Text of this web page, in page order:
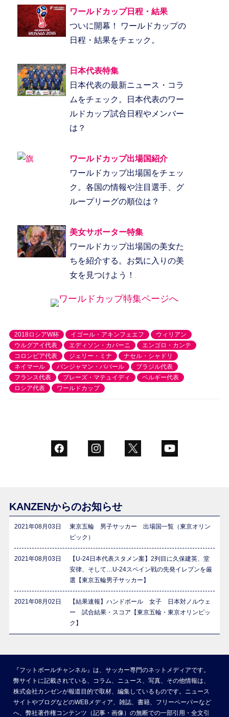
ワールドカップ日程・結果
ついに開幕！ ワールドカップの
日程・結果をチェック。
日本代表特集
日本代表の最新ニュース・コラ
ムをチェック。日本代表のワー
ルドカップ試合日程やメンバー
は？
ワールドカップ出場国紹介
ワールドカップ出場国をチェッ
ク。各国の情報や注目選手、グ
ループリーグの順位は？
美女サポーター特集
ワールドカップ出場国の美女た
ちを紹介する。お気に入りの美
女を見つけよう！
ワールドカップ特集ページへ
2018ロシアW杯 イゴール・アキンフェエフ
ウィリアン
ウルグアイ代表
エディソン・カバーニ
エンゴロ・カンテ
コロンビア代表
ジェリー・ミナ
ナセル・シャドリ
ネイマール
バンジャマン・パバール
ブラジル代表
フランス代表
ブレーズ・マテュイディ
ベルギー代表
ロシア代表
ワールドカップ
KANZENからのお知らせ
2021年08月03日
東京五輪 男子サッカー 出場国一覧（東京オリン
ピック）
2021年08月03日
【U-24日本代表スタメン案】2列目に久保建英、堂
安律、そして…U-24スペイン戦の先発イレブンを厳
選【東京五輪男子サッカー】
2021年08月02日
【結果速報】ハンドボール 女子 日本対ノルウェ
ー 試合結果・スコア【東京五輪・東京オリンピッ
ク】
『フットボールチャンネル』は、サッカー専門のネットメディアです。
弊サイトに記載されている、コラム、ニュース、写真、その他情報は、
株式会社カンゼンが報道目的で取材、編集しているものです。ニュース
サイトやブログなどのWEBメディア、雑誌、書籍、フリーペーパーなど
へ、弊社著作権コンテンツ（記事・画像）の無断での一部引用・全文引